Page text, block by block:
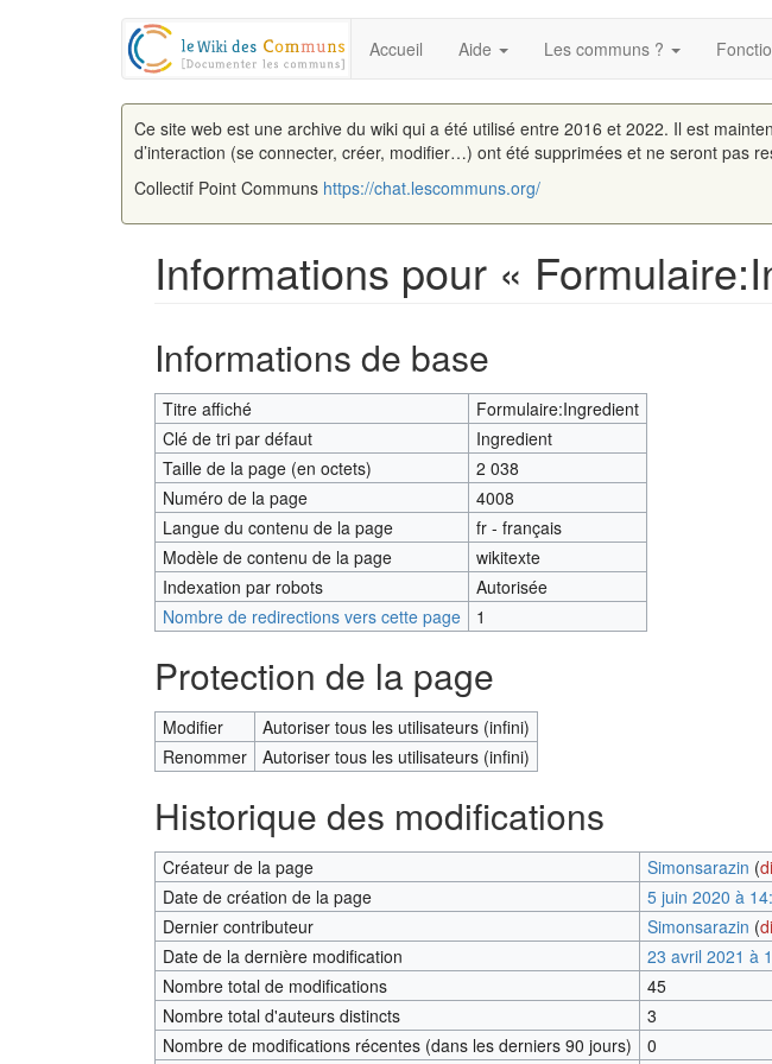
Accueil Aide Les communs ?
Ce site web est une archive du wiki qui a été utilisé entre 2016 et 2022. Il est
d’interaction (se connecter, créer, modifier…) ont été supprimées et ne seront pas
Collectif Point Communs https://chat.lescommuns.org/
Informations pour «
Informations de base
Titre affiché
Formulaire:Ingredient
Clé de tri par défaut
Ingredient
Taille de la page (en octets)
2 038
Numéro de la page
4008
Langue du contenu de la page
fr - français
Modèle de contenu de la page
wikitexte
Indexation par robots
Autorisée
Nombre de redirections vers cette page
1
Protection de la page
Modifier
Autoriser tous les utilisateurs (infini)
Renommer
Autoriser tous les utilisateurs (infini)
Historique des modifications
Créateur de la page Simonsarazin (
Date de création de la page
5 juin 2020 à
Dernier contributeur
Simonsarazin (
Date de la dernière modification
23 avril 2021 à
Nombre total de modifications
45
Nombre total d'auteurs distincts
3
Nombre de modifications récentes (dans les derniers 90 jours)
0